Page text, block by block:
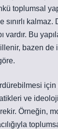
toplumsal
kalmaz.
vardır. Bu
bazen de
ve
Örneğin,